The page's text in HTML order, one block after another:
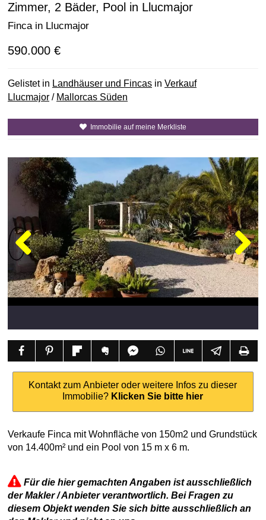
Zimmer, 2 Bäder, Pool in Llucmajor
Finca in Llucmajor
590.000 €
Gelistet in Landhäuser und Fincas in Verkauf
Llucmajor / Mallorcas Süden
Immobilie auf meine Merkliste
Kontakt zum Anbieter oder weitere Infos zu dieser
Immobilie? Klicken Sie bitte hier
Verkaufe Finca mit Wohnfläche von 150m2 und Grundstück
von 14.400m² und ein Pool von 15 m x 6 m.
Für die hier gemachten Angaben ist ausschließlich
der Makler / Anbieter verantwortlich. Bei Fragen zu
diesem Objekt wenden Sie sich bitte ausschließlich an